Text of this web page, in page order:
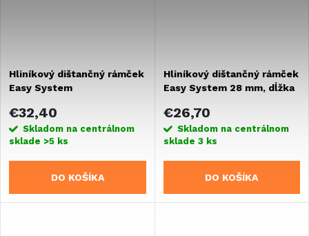
Hliníkový dištančný rámček
Easy System
€32,40
Skladom na centrálnom
sklade >5 ks
DO KOŠÍKA
Hliníkový dištančný rámček
Easy System 28 mm, dĺžka
€26,70
Skladom na centrálnom
sklade 3 ks
DO KOŠÍKA